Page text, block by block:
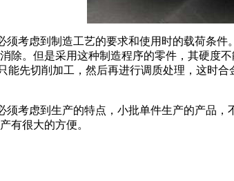
虑到制造工艺的要求和使用时的载荷条件
除。但是采用这种制造程序的零件，其硬度
能先切削加工，然后再进行调质处理，这时
虑到生产的特点，小批单件生产的产品，
有很大的方便。